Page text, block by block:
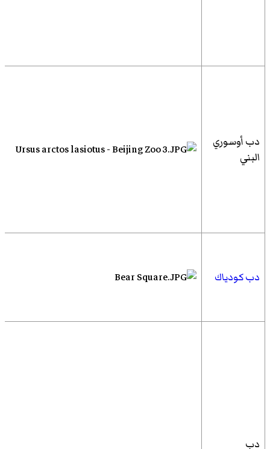
دب أوسوري
البني
دب كودياك
دب